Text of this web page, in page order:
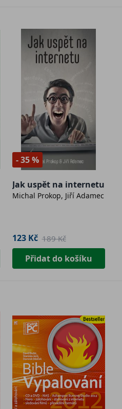
- 35 %
Jak uspět na internetu
Michal Prokop, Jiří Adamec
123 Kč 189 Kč
Přidat do košíku